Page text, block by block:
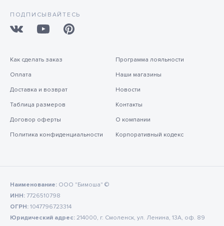
ПОДПИСЫВАЙТЕСЬ
Как сделать заказ
Оплата
Доставка и возврат
Таблица размеров
Договор оферты
Политика конфиденциальности
Программа лояльности
Наши магазины
Новости
Контакты
О компании
Корпоративный кодекс
Наименование: ООО "Бимоша" ©
ИНН: 7726510798
ОГРН: 1047796723314
Юридический адрес: 214000, г. Смоленск, ул. Ленина, 13А, оф. 89